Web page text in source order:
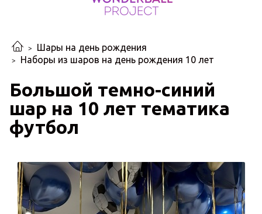
Шары на день рождения
Наборы из шаров на день рождения 10 лет
Большой темно-синий
шар на 10 лет тематика
футбол